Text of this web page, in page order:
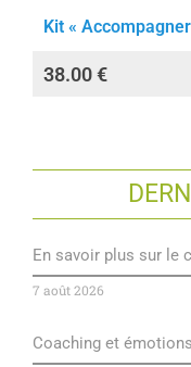
Kit «
38.00€
En savoir plus sur le
7 août 2026
Coaching et